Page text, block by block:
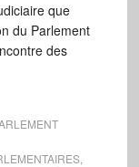
que
du Parlement
des
,